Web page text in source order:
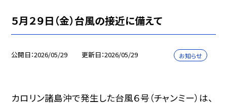
５月２９日（金）台風の接近に備えて
公開日 2026/05/29 更新日 2026/05/29 お知らせ
カロリン諸島沖で発生した台風６号（チャンミー）は、